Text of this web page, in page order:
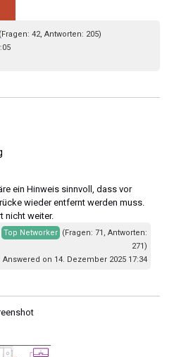
(Fragen: 42, Antworten: 205)
ein Hinweis sinnvoll, dass vor
wieder entfernt werden muss.
nicht weiter.
Top Networker (Fragen: 71, Antworten:
271)
Answered on 14. Dezember 2025 17:34